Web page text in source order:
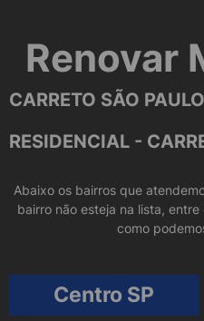
Renovar
CARRETO SÃO
RESIDENCIAL -
Abaixo os bairros que
bairro não esteja na lista,
como
Centro SP